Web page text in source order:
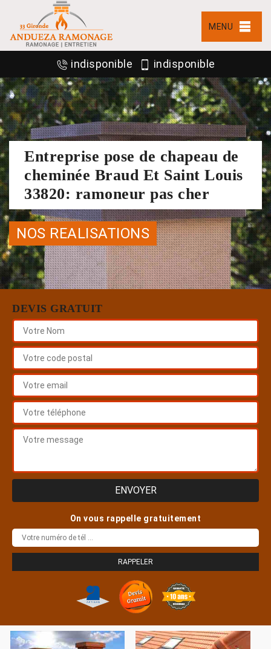
MENU
indisponible indisponible
Entreprise pose de chapeau de
cheminée Braud Et Saint Louis
33820: ramoneur pas cher
NOS REALISATIONS
DEVIS GRATUIT
On vous rappelle gratuitement